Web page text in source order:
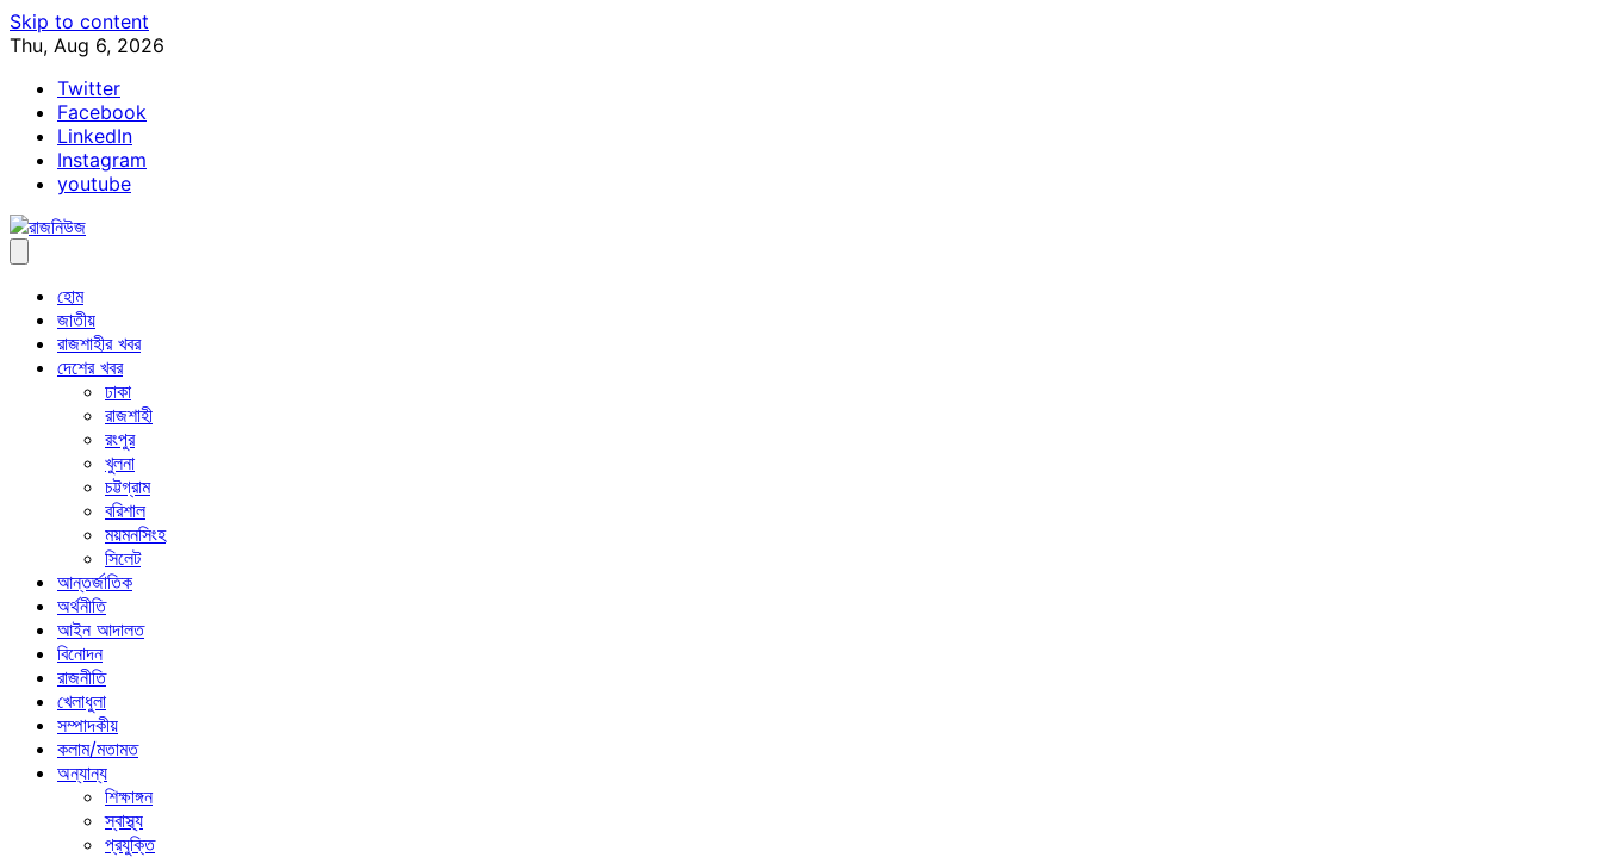
Skip to content
Thu, Aug 6, 2026
Twitter
Facebook
LinkedIn
Instagram
youtube
হোম
জাতীয়
রাজশাহীর খবর
দেশের খবর
ঢাকা
রাজশাহী
রংপুর
খুলনা
চট্টগ্রাম
বরিশাল
ময়মনসিংহ
সিলেট
আন্তর্জাতিক
অর্থনীতি
আইন আদালত
বিনোদন
রাজনীতি
খেলাধুলা
সম্পাদকীয়
কলাম/মতামত
অন্যান্য
শিক্ষাঙ্গন
স্বাস্থ্য
প্রযুক্তি